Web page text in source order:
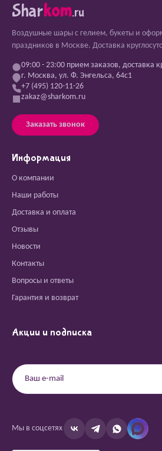
Sharkom.ru
Воздушные шары с гелием, букеты и
праздников в Москве. Доставка
09:00 - 23:00 прием заказов, доставка
г. Москва, ул. Ф. Энгельса, 64с1
+7 (495) 120-11-26
zakaz@sharkom.ru
Заказать звонок
Информация
О компании
Наши работы
Доставка и оплата
Отзывы
Новости
Контакты
Вопросы и ответы
Гарантия и возврат
Акции и подписка
Мы в соцсетях